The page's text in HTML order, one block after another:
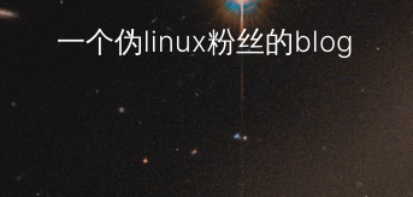
一个伪linux粉丝的blog